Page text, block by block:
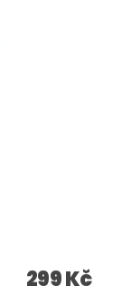
299 Kč